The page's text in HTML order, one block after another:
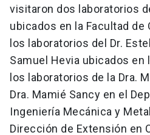
visitaron dos laboratorios
ubicados en la Facultad de
los laboratorios del Dr.
Samuel Hevia ubicados en
los laboratorios de la Dra.
Dra. Mamié Sancy en el
Ingeniería Mecánica y
Dirección de Extensión en